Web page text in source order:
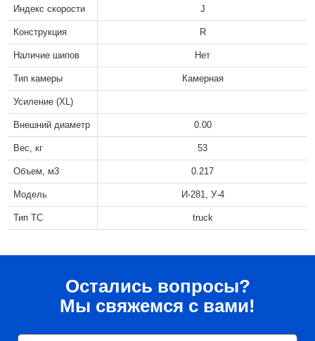
Индекс скорости J
Конструкция R
Наличие шипов Нет
Тип камеры Камерная
Усиление (XL)
Внешний диаметр 0.00
Вес, кг 53
Объем, м3 0.217
Модель И-281, У-4
Тип ТС truck
Остались вопросы?
Мы свяжемся с вами!